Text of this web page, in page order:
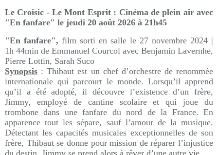
Le Croisic - Le Mont Esprit : Cinéma de plein air avec
"En fanfare" le jeudi 20 août 2026 à 21h45
"En fanfare", film sorti en salle le 27 novembre 2024 |
1h 44min de Emmanuel Courcol avec Benjamin Lavernhe,
Pierre Lottin, Sarah Suco
Synopsis : Thibaut est un chef d’orchestre de renommée
internationale qui parcourt le monde. Lorsqu’il apprend
qu’il a été adopté, il découvre l’existence d’un frère,
Jimmy, employé de cantine scolaire et qui joue du
trombone dans une fanfare du nord de la France. En
apparence tout les sépare, sauf l’amour de la musique.
Détectant les capacités musicales exceptionnelles de son
frère, Thibaut se donne pour mission de réparer l’injustice
du destin. Jimmy se prend alors à rêver d’une autre vie…